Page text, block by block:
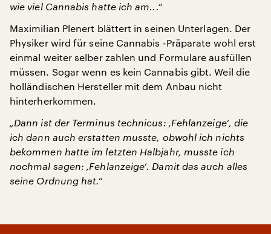
wie viel Cannabis hatte ich am...“
Maximilian Plenert blättert in seinen Unterlagen. Der
Physiker wird für seine Cannabis -Präparate wohl erst
einmal weiter selber zahlen und Formulare ausfüllen
müssen. Sogar wenn es kein Cannabis gibt. Weil die
holländischen Hersteller mit dem Anbau nicht
hinterherkommen.
„Dann ist der Terminus technicus: ‚Fehlanzeige‘, die
ich dann auch erstatten musste, obwohl ich nichts
bekommen hatte im letzten Halbjahr, musste ich
nochmal sagen: ‚Fehlanzeige‘. Damit das auch alles
seine Ordnung hat.“